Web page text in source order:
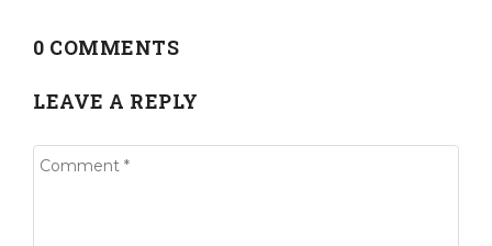
0 COMMENTS
LEAVE A REPLY